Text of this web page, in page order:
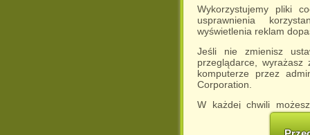
Wykorzystujemy pliki
usprawnienia
wyświetlenia reklam
Jeśli nie zmienisz
przeglądarce,
komputerze przez
Corporation.
W każdej chwili
cookies w swojej
w naszej